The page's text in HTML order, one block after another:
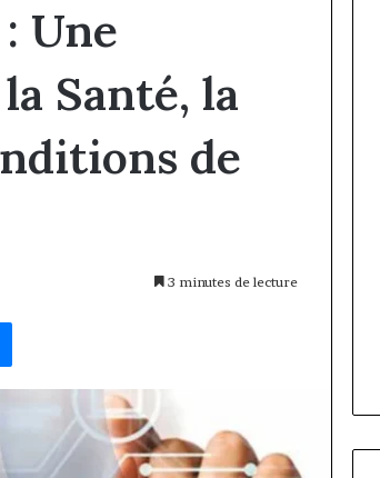
Une
Santé, la
de
3 minutes de lecture
Messenger